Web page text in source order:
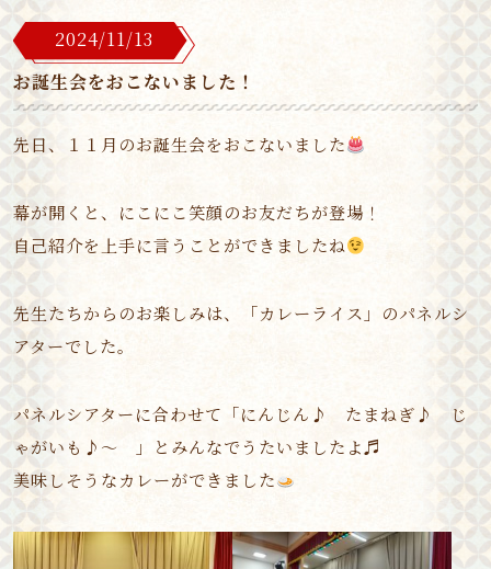
2024/11/13
お誕生会をおこないました！
先日、１１月のお誕生会をおこないました
幕が開くと、にこにこ笑顔のお友だちが登場！
自己紹介を上手に言うことができましたね
先生たちからのお楽しみは、「カレーライス」のパネルシ
アターでした。
パネルシアターに合わせて「にんじん♪ たまねぎ♪ じ
ゃがいも♪～ 」とみんなでうたいましたよ♬
美味しそうなカレーができました